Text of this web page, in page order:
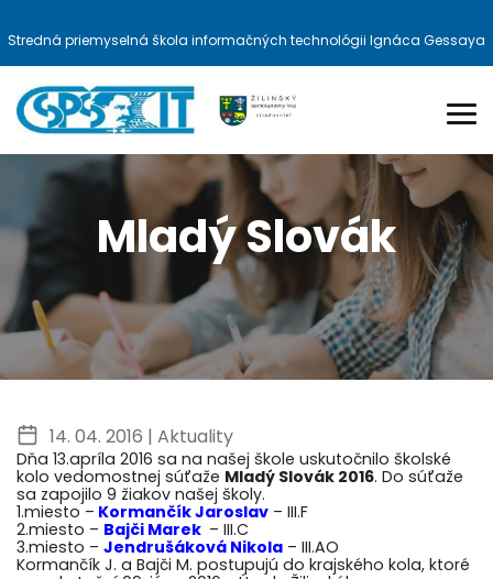
Stredná priemyselná škola informačných technológii Ignáca Gessaya
Mladý Slovák
14. 04. 2016 | Aktuality
Dňa 13.apríla 2016 sa na našej škole uskutočnilo školské
kolo vedomostnej súťaže Mladý Slovák 2016. Do súťaže
sa zapojilo 9 žiakov našej školy.
1.miesto – Kormančík Jaroslav – III.F
2.miesto – Bajči Marek – III.C
3.miesto – Jendrušáková Nikola – III.AO
Kormančík J. a Bajči M. postupujú do krajského kola, ktoré